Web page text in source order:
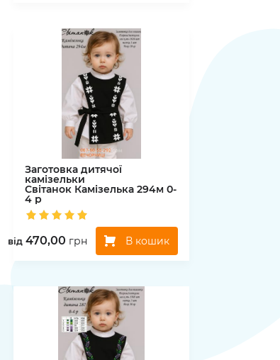
Заготовка дитячої
камізельки
Світанок Камізелька 294м 0-
4 р
вiд 470,00 грн В кошик